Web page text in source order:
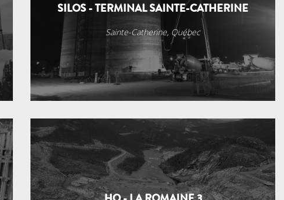
SILOS - TERMINAL SAINTE-CATHERINE
Sainte-Catherine, Québec